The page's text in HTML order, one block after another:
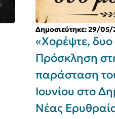
Δημοσιεύτηκε: 29/05/
«Χορέψτε,
Πρόσκληση
παράσταση
Ιουνίου στο
Νέας